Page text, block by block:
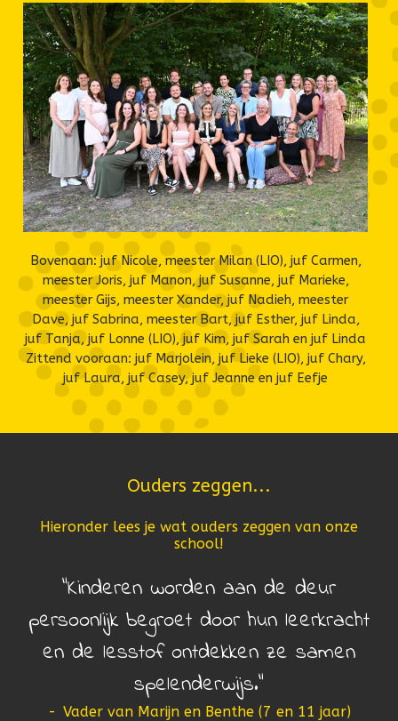
Bovenaan: juf Nicole, meester Milan (LIO), juf Carmen,
meester Joris, juf Manon, juf Susanne, juf Marieke,
meester Gijs, meester Xander, juf Nadieh, meester
Dave, juf Sabrina, meester Bart, juf Esther, juf Linda,
juf Tanja, juf Lonne (LIO), juf Kim, juf Sarah en juf Linda
Zittend vooraan: juf Marjolein, juf Lieke (LIO), juf Chary,
juf Laura, juf Casey, juf Jeanne en juf Eefje
Ouders zeggen...
Hieronder lees je wat ouders zeggen van onze
school!
Kinderen worden aan de deur
persoonlijk begroet door hun leerkracht
en de lesstof ontdekken ze samen
spelenderwijs.
- Vader van Marijn en Benthe (7 en 11 jaar)